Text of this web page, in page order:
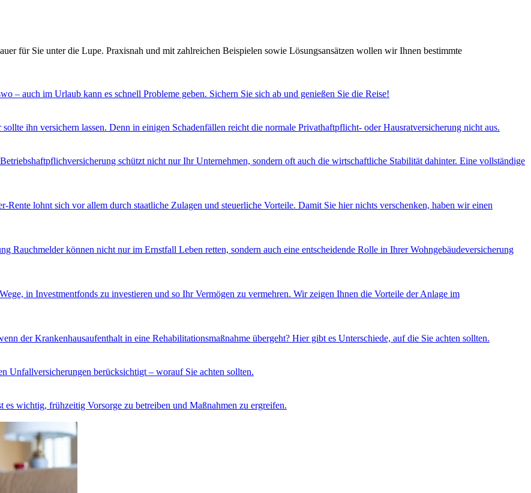
für Sie unter die Lupe. Praxisnah und mit zahlreichen Beispielen sowie Lösungsansätzen wollen wir Ihnen bestimmte
– auch im Urlaub kann es schnell Probleme geben. Sichern Sie sich ab und genießen Sie die Reise!
ihn versichern lassen. Denn in einigen Schadenfällen reicht die normale Privathaftpflicht- oder Hausratversicherung nicht aus.
schützt nicht nur Ihr Unternehmen, sondern oft auch die wirtschaftliche Stabilität dahinter. Eine vollständige
Rente lohnt sich vor allem durch staatliche Zulagen und steuerliche Vorteile. Damit Sie hier nichts verschenken, haben wir einen
Rauchmelder können nicht nur im Ernstfall Leben retten, sondern auch eine entscheidende Rolle in Ihrer Wohngebäudeversicherung
in Investmentfonds zu investieren und so Ihr Vermögen zu vermehren. Wir zeigen Ihnen die Vorteile der Anlage im
der Krankenhausaufenthalt in eine Rehabilitationsmaßnahme übergeht? Hier gibt es Unterschiede, auf die Sie achten sollten.
Unfallversicherungen berücksichtigt – worauf Sie achten sollten.
wichtig, frühzeitig Vorsorge zu betreiben und Maßnahmen zu ergreifen.